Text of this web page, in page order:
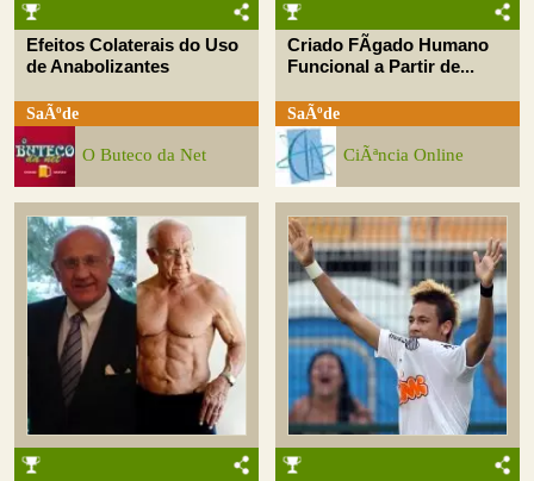
Efeitos Colaterais do Uso
de Anabolizantes
SaÃºde
O Buteco da Net
Criado FÃ­gado Humano
Funcional a Partir de...
SaÃºde
CiÃªncia Online